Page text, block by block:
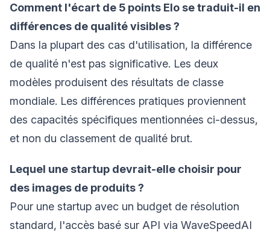
Comment l'écart de 5 points Elo se traduit-il en
différences de qualité visibles ?
Dans la plupart des cas d'utilisation, la différence
de qualité n'est pas significative. Les deux
modèles produisent des résultats de classe
mondiale. Les différences pratiques proviennent
des capacités spécifiques mentionnées ci-dessus,
et non du classement de qualité brut.
Lequel une startup devrait-elle choisir pour
des images de produits ?
Pour une startup avec un budget de résolution
standard, l'accès basé sur API via WaveSpeedAI